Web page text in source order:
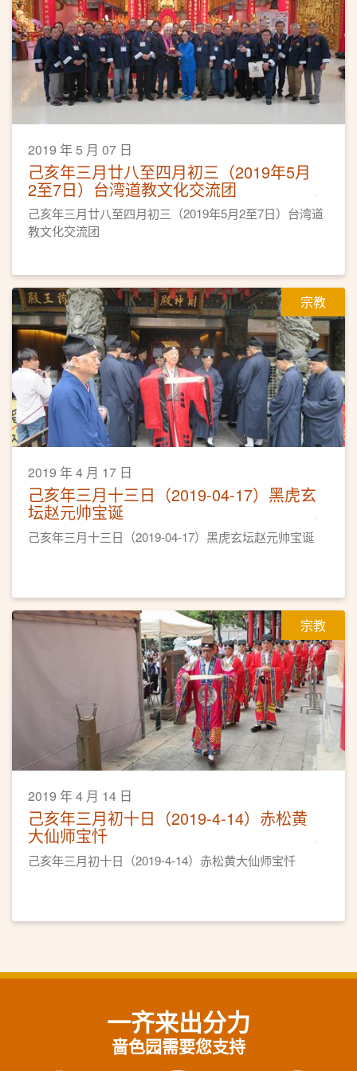
2019 年 5 月 07 日
己亥年三月廿八至四月初三（2019年5月
2至7日）台湾道教文化交流团
己亥年三月廿八至四月初三（2019年5月2至7日）台湾道
教文化交流团
宗教
2019 年 4 月 17 日
己亥年三月十三日（2019-04-17）黑虎玄
坛赵元帅宝诞
己亥年三月十三日（2019-04-17）黑虎玄坛赵元帅宝诞
宗教
2019 年 4 月 14 日
己亥年三月初十日（2019-4-14）赤松黄
大仙师宝忏
己亥年三月初十日（2019-4-14）赤松黄大仙师宝忏
一齐来出分力
啬色园需要您支持